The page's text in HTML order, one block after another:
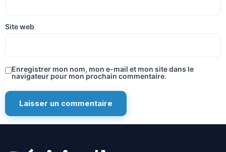
Site web
Enregistrer mon nom, mon e-mail et mon site dans le
navigateur pour mon prochain commentaire.